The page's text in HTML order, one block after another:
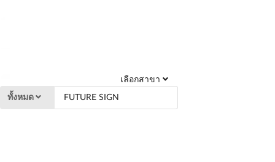
เลือกสาขา
ทั้งหมด